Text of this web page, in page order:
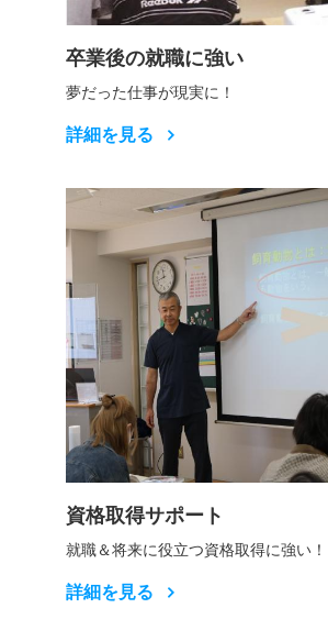
卒業後の就職に強い
夢だった仕事が現実に！
詳細を見る
資格取得サポート
就職＆将来に役立つ資格取得に強い！
詳細を見る